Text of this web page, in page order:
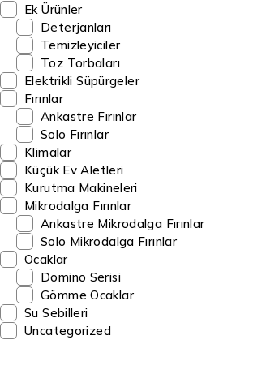
Ek Ürünler
Deterjanları
Temizleyiciler
Toz Torbaları
Elektrikli Süpürgeler
Fırınlar
Ankastre Fırınlar
Solo Fırınlar
Klimalar
Küçük Ev Aletleri
Kurutma Makineleri
Mikrodalga Fırınlar
Ankastre Mikrodalga Fırınlar
Solo Mikrodalga Fırınlar
Ocaklar
Domino Serisi
Gömme Ocaklar
Su Sebilleri
Uncategorized